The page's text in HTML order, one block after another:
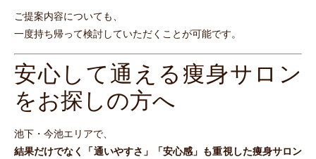
ご提案内容についても、
一度持ち帰って検討していただくことが可能です。
安心して通える痩身サロン
をお探しの方へ
池下・今池エリアで、
結果だけでなく「通いやすさ」「安心感」も重視した痩身サロン